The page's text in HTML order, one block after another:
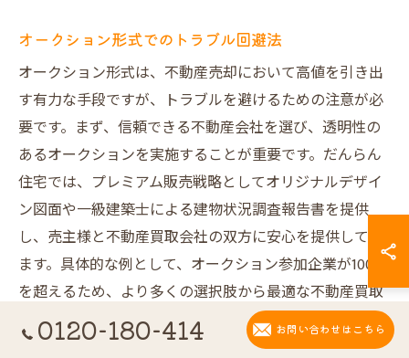
オークション形式でのトラブル回避法
オークション形式は、不動産売却において高値を引き出
す有力な手段ですが、トラブルを避けるための注意が必
要です。まず、信頼できる不動産会社を選び、透明性の
あるオークションを実施することが重要です。だんらん
住宅では、プレミアム販売戦略としてオリジナルデザイ
ン図面や一級建築士による建物状況調査報告書を提供
し、売主様と不動産買取会社の双方に安心を提供してい
ます。具体的な例として、オークション参加企業が100社
を超えるため、より多くの選択肢から最適な不動産買取
会社を見つけることができます。最終的に、だんらん住
宅のオークション形式を活用することで、売却の成功率
0120-180-414 お問い合わせはこちら